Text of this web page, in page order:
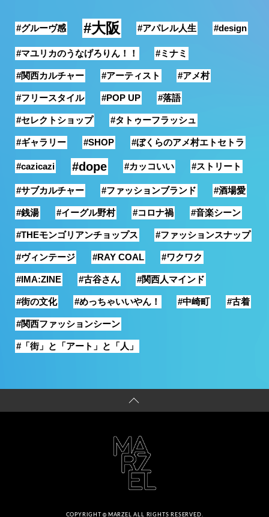
#グルーヴ感 #大阪 #アパレル人生 #design
#マユリカのうなげろりん！！ #ミナミ
#関西カルチャー #アーティスト #アメ村
#フリースタイル #POP UP #落語
#セレクトショップ #タトゥーフラッシュ
#ギャラリー #SHOP #ぼくらのアメ村エトセトラ
#cazicazi #dope #カッコいい #ストリート
#サブカルチャー #ファッションブランド #酒場愛
#銭湯 #イーグル野村 #コロナ禍 #音楽シーン
#THEモンゴリアンチョップス #ファッションスナップ
#ヴィンテージ #RAY COAL #ワクワク
#IMA:ZINE #古谷さん #関西人マインド
#街の文化 #めっちゃいいやん！ #中崎町 #古着
#関西ファッションシーン
#「街」と「アート」と「人」
COPYRIGHT MARZEL ALL RIGHTS RESERVED.